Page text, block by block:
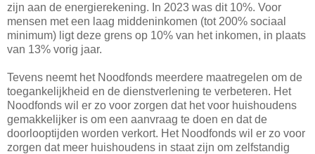
zijn aan de energierekening. In 2023 was dit 10%. Voor
mensen met een laag middeninkomen (tot 200% sociaal
minimum) ligt deze grens op 10% van het inkomen, in plaats
van 13% vorig jaar.
Tevens neemt het Noodfonds meerdere maatregelen om de
toegankelijkheid en de dienstverlening te verbeteren. Het
Noodfonds wil er zo voor zorgen dat het voor huishoudens
gemakkelijker is om een aanvraag te doen en dat de
doorlooptijden worden verkort. Het Noodfonds wil er zo voor
zorgen dat meer huishoudens in staat zijn om zelfstandig